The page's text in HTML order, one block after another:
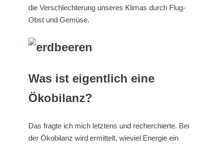
die Verschlechterung unseres Klimas durch Flug-
Obst und Gemüse.
Was ist eigentlich eine
Ökobilanz?
Das fragte ich mich letztens und recherchierte. Bei
der Ökobilanz wird ermittelt, wieviel Energie ein